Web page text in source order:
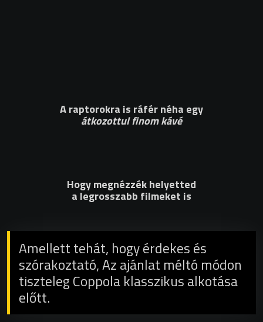
A raptorokra is ráfér néha egy
átkozottul finom kávé
Hogy megnézzék helyetted
a legrosszabb filmeket is
Amellett tehát, hogy érdekes és
szórakoztató, Az ajánlat méltó módon
tiszteleg Coppola klasszikus alkotása
előtt.